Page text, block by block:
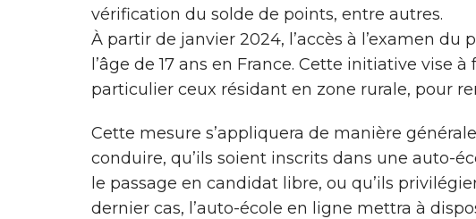
vérification du solde de points, entre autres.
À partir de janvier 2024, l’accès à l’examen
l’âge de 17 ans en France. Cette initiative vise
particulier ceux résidant en zone rurale, pour
Cette mesure s’appliquera de manière
conduire, qu’ils soient inscrits dans une auto-
le passage en candidat libre, ou qu’ils
dernier cas, l’auto-école en ligne mettra à